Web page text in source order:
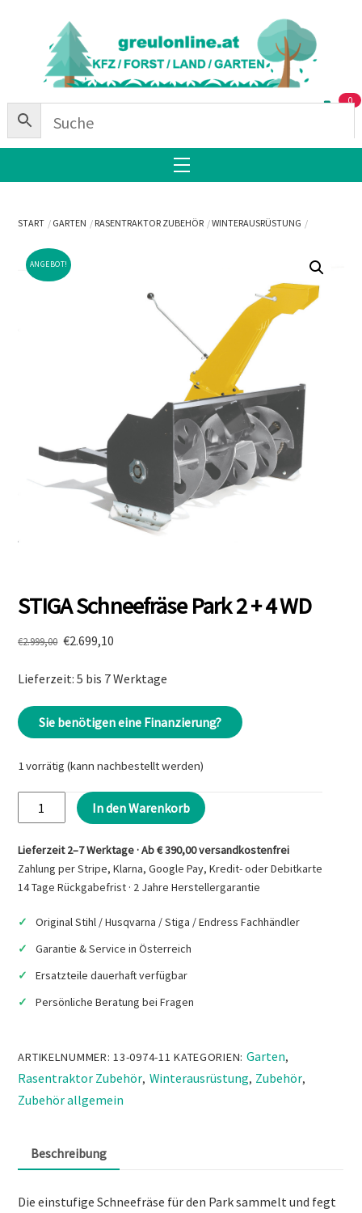
0
Menu
START GARTEN RASENTRAKTOR ZUBEHÖR WINTERAUSRÜSTUNG
ANGEBOT!
STIGA Schneefräse Park 2 + 4 WD
€2.999,00 Ursprünglicher
war:
€2.699,10
ist:
Lieferzeit: 5 bis 7 Werktage
Sie benötigen eine Finanzierung?
1 vorrätig (kann nachbestellt werden)
STIGA
Schneefräse
Park
2
+
WD
Menge
In den Warenkorb
Lieferzeit 2–7 Werktage · Ab € 390,00 versandkostenfrei
Zahlung per Stripe, Klarna, Google Pay, Kredit- oder Debitkarte
14 Tage Rückgabefrist · 2 Jahre Herstellergarantie
Original Stihl / Husqvarna / Stiga / Endress Fachhändler
Garantie & Service in Österreich
Ersatzteile dauerhaft verfügbar
Persönliche Beratung bei Fragen
ARTIKELNUMMER:13-0974-11 KATEGORIEN: Garten,
Rasentraktor Zubehör, Winterausrüstung, Zubehör,
Zubehör allgemein
Beschreibung
Die einstufige Schneefräse für den Park sammelt und fegt
To
Top